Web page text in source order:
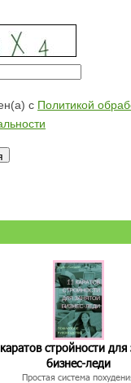
с Политикой
стройности для
бизнес-леди
Простая система